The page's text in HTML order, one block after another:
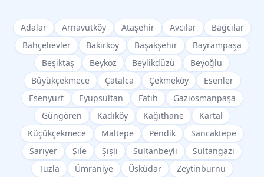
Adalar Arnavutköy Ataşehir Avcılar
Bağcılar
Bahçelievler
Bakırköy Başakşehir
Bayrampaşa
Beşiktaş
Beykoz Beylikdüzü
Beyoğlu
Büyükçekmece
Çatalca Çekmeköy
Esenler
Esenyurt
Eyüpsultan Fatih
Gaziosmanpaşa
Güngören
Kadıköy Kağıthane
Kartal
Küçükçekmece
Maltepe Pendik
Sancaktepe
Sarıyer
Şile Şişli Sultanbeyli
Sultangazi
Tuzla
Ümraniye Üsküdar
Zeytinburnu